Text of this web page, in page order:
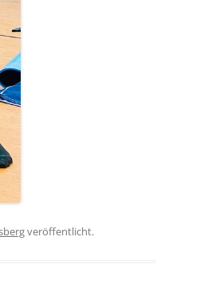
veröffentlicht.